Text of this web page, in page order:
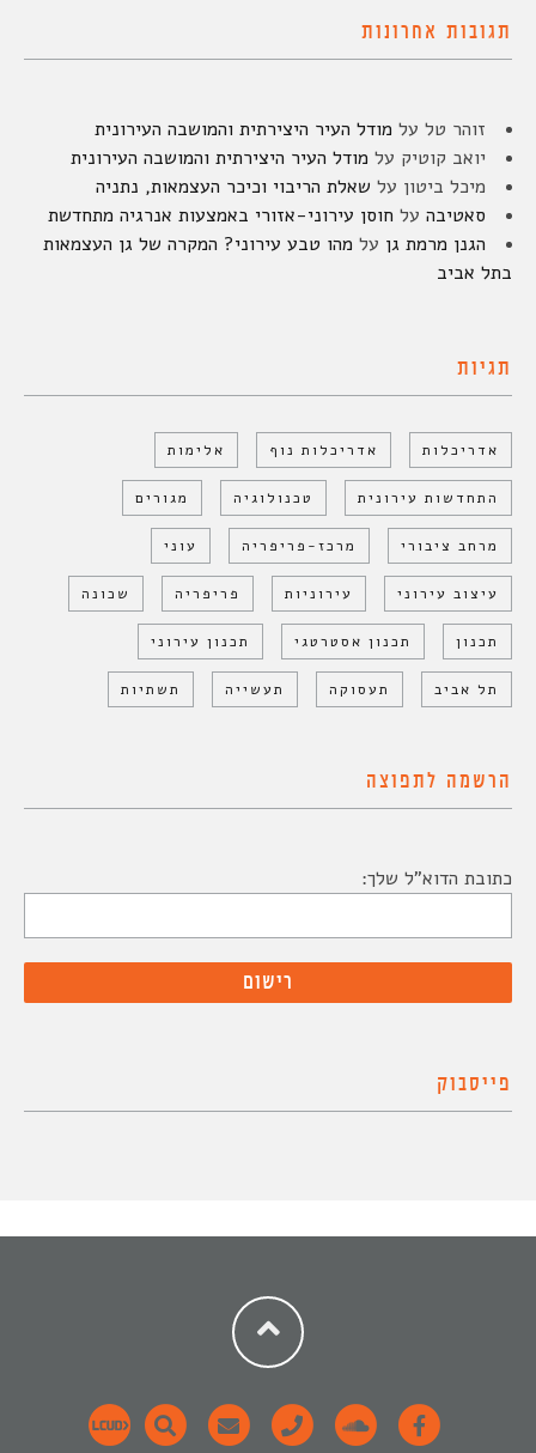
תגובות אחרונות
זוהר טל על מודל העיר היצירתית והמושבה העירונית
יואב קוטיק על מודל העיר היצירתית והמושבה העירונית
מיכל ביטון על שאלת הריבוי וכיכר העצמאות, נתניה
סאטיבה על חוסן עירוני-אזורי באמצעות אנרגיה מתחדשת
הגנן מרמת גן על מהו טבע עירוני? המקרה של גן העצמאות
בתל אביב
תגיות
אדריכלות אדריכלות נוף אלימות
התחדשות עירונית טכנולוגיה מגורים
מרחב ציבורי מרכז-פריפריה עוני
עיצוב עירוני עירוניות פריפריה שכונה
תכנון תכנון אסטרטגי תכנון עירוני
תל אביב תעסוקה תעשייה תשתיות
הרשמה לתפוצה
כתובת הדוא"ל שלך:
פייסבוק